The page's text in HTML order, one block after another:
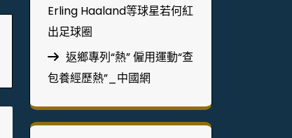
Erling Haaland等球星若何紅
出足球圈
返鄉專列“熱” 僱用運動“查
包養經歷熱”_中國網